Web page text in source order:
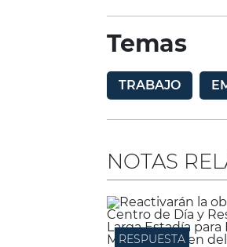
Temas
TRABAJO
NOTAS
RESPUESTA